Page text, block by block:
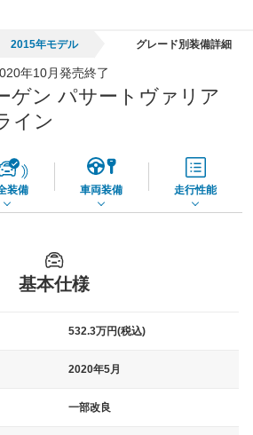
2015年モデル グレード別装備詳細
年10月発売終了
ゲン パサートヴァリア
イン
装備 車両装備 走行性能
基本仕様
532.3万円(税込)
2020年5月
一部改良